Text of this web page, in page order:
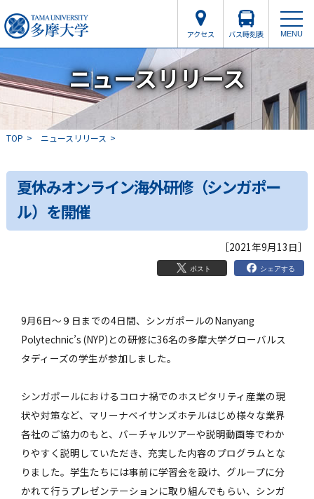
アクセス バス時刻表 MENU
ニュースリリース
TOP ニュースリリース
夏休みオンライン海外研修（シンガポー
ル）を開催
［2021年9月13日］
ポスト シェアする
9月6日～９日までの4日間、シンガポールのNanyang
Polytechnic’s (NYP)との研修に36名の多摩大学グローバルス
タディーズの学生が参加しました。
シンガポールにおけるコロナ禍でのホスピタリティ産業の現
状や対策など、マリーナベイサンズホテルはじめ様々な業界
各社のご協力のもと、バーチャルツアーや説明動画等でわか
りやすく説明していただき、充実した内容のプログラムとな
りました。学生たちには事前に学習会を設け、グループに分
かれて行うプレゼンテーションに取り組んでもらい、シンガ